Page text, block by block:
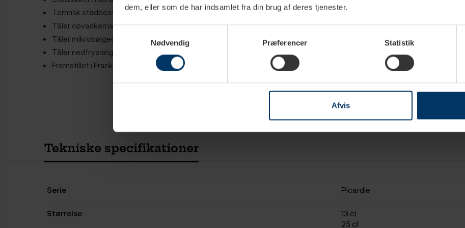
dem, eller som de har indsamlet fra din brug af deres tjenester.
Samtykkevalg
Nødvendig
Præferencer Statistik
Afvis
Termisk stødbestandig
Tåler opvaskemaskine
Tåler mikrobølgeovn
Tåler nedfrysning
Fremstillet i Frankrig
Tekniske specifikationer
Serie Picardie
Størrelse
13 cl
25 cl